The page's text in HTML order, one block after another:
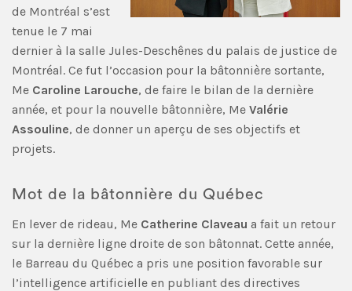
de Montréal s’est
tenue le 7 mai
dernier à la salle Jules-Deschênes du palais de justice de
Montréal. Ce fut l’occasion pour la bâtonnière sortante,
Me Caroline Larouche, de faire le bilan de la dernière
année, et pour la nouvelle bâtonnière, Me Valérie
Assouline, de donner un aperçu de ses objectifs et
projets.
Mot de la bâtonnière du Québec
En lever de rideau, Me Catherine Claveau a fait un retour
sur la dernière ligne droite de son bâtonnat. Cette année,
le Barreau du Québec a pris une position favorable sur
l’intelligence artificielle en publiant des directives